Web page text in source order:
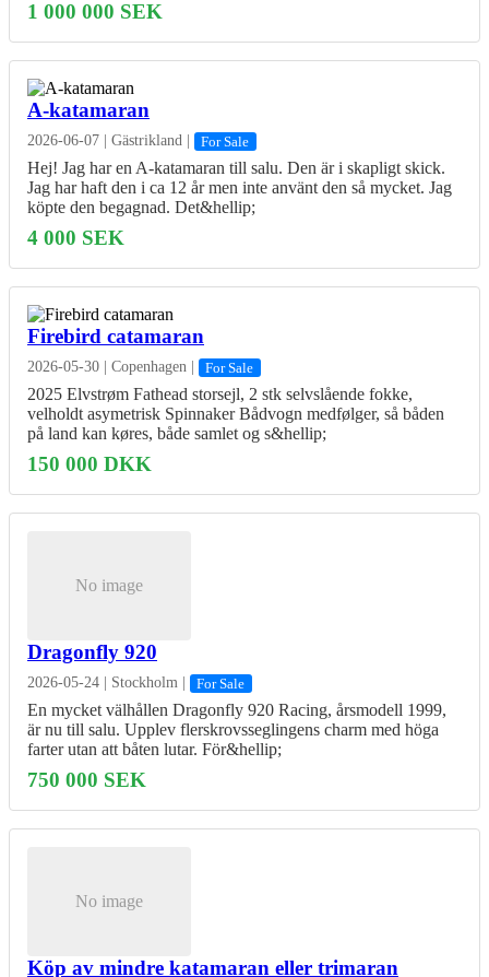
1 000 000 SEK
A-katamaran
2026-06-07 | Gästrikland | For Sale
Hej! Jag har en A-katamaran till salu. Den är i skapligt skick.
Jag har haft den i ca 12 år men inte använt den så mycket. Jag
köpte den begagnad. Det&hellip;
4 000 SEK
Firebird catamaran
2026-05-30 | Copenhagen | For Sale
2025 Elvstrøm Fathead storsejl, 2 stk selvslående fokke,
velholdt asymetrisk Spinnaker Bådvogn medfølger, så båden
på land kan køres, både samlet og s&hellip;
150 000 DKK
No image
Dragonfly 920
2026-05-24 | Stockholm | For Sale
En mycket välhållen Dragonfly 920 Racing, årsmodell 1999,
är nu till salu. Upplev flerskrovsseglingens charm med höga
farter utan att båten lutar. För&hellip;
750 000 SEK
No image
Köp av mindre katamaran eller trimaran